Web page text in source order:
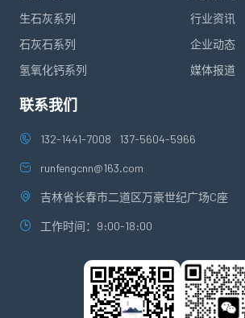
生石灰系列
石灰石系列
氢氧化钙系列
行业资讯
企业动态
媒体报道
联系我们
132-1441-7008 137-5604-5966
runfengcnn@163.com
吉林省长春市二道区万豪世纪广场C座
工作时间：9:00-18:00